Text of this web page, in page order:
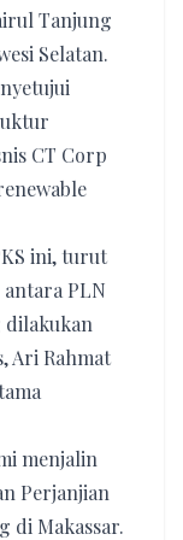
Tanjung
Selatan.
CT Corp
ini, turut
PLN
dilakukan
Ari Rahmat
menjalin
Perjanjian
di Makassar.